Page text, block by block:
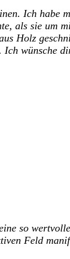
Ich habe
als sie um
Holz
Ich wünsche
so
Feld